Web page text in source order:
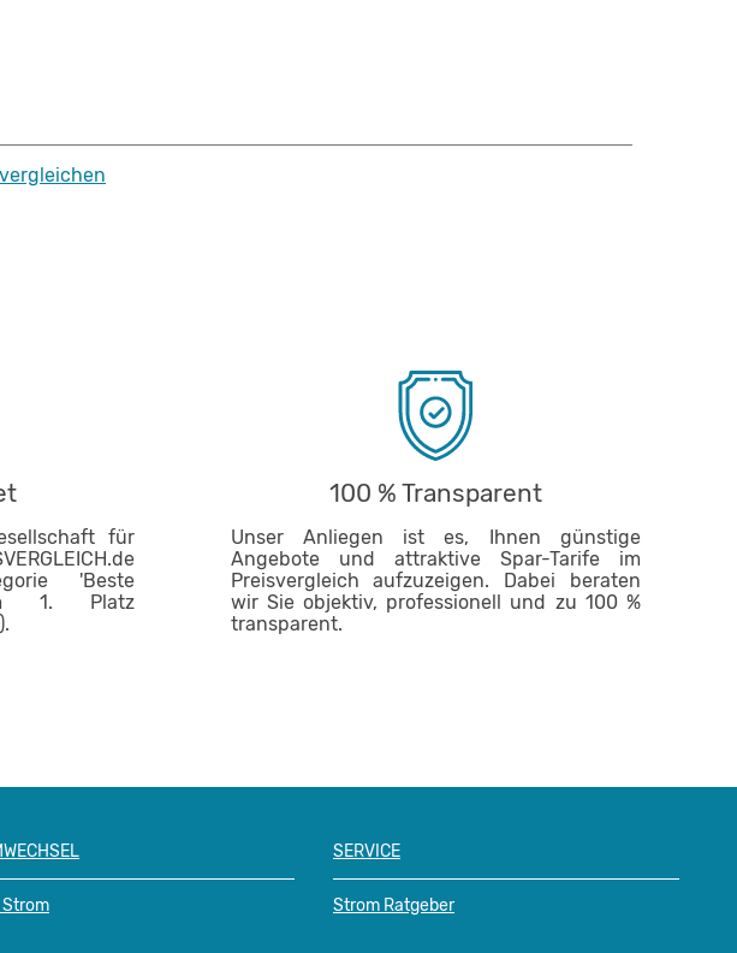
für
'Beste
1. Platz
100 % Transparent
Unser Anliegen ist es, Ihnen günstige
Angebote und attraktive Spar-Tarife im
Preisvergleich aufzuzeigen. Dabei beraten
wir Sie objektiv, professionell und zu 100 %
transparent.
Strom
SERVICE
Strom Ratgeber